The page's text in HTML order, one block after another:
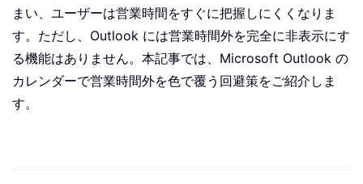
まい、ユーザーは営業時間をすぐに把握しにくくなりま
す。ただし、Outlook には営業時間外を完全に非表示にす
る機能はありません。本記事では、Microsoft Outlook の
カレンダーで営業時間外を色で覆う回避策をご紹介しま
す。